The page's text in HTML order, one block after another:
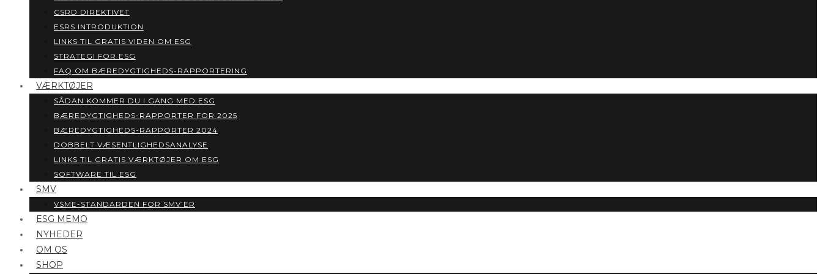
CSRD DIREKTIVET
ESRS INTRODUKTION
LINKS TIL GRATIS VIDEN OM ESG
STRATEGI FOR ESG
FAQ OM BÆREDYGTIGHEDS-RAPPORTERING
VÆRKTØJER
SÅDAN KOMMER DU I GANG MED ESG
BÆREDYGTIGHEDS-RAPPORTER FOR 2025
BÆREDYGTIGHEDS-RAPPORTER 2024
DOBBELT VÆSENTLIGHEDSANALYSE
LINKS TIL GRATIS VÆRKTØJER OM ESG
SOFTWARE TIL ESG
SMV
VSME-STANDARDEN FOR SMV’ER
ESG MEMO
NYHEDER
OM OS
SHOP